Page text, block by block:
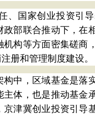
、国家创业投资引
部联合推动下，在
构等方面密集磋商
册和管理制度建设。
中，区域基金是落
体，也是推动基金
津冀创业投资引导